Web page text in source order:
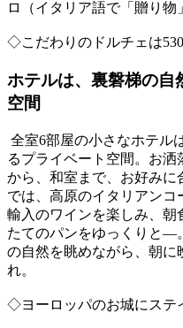
ロ（イタリア語で「贈り物
◇こだわりのドルチェは
ホテルは、裏磐梯の自
空間
全室6部屋の小さなホテル
るプライベート空間。お
から、和室まで、お好みに
では、高原のイタリアン
輸入のワインを楽しみ、朝
たてのパンをゆっくりと―
の自然を眺めながら、朝に
れ。
◇ヨーロッパのお城にステ